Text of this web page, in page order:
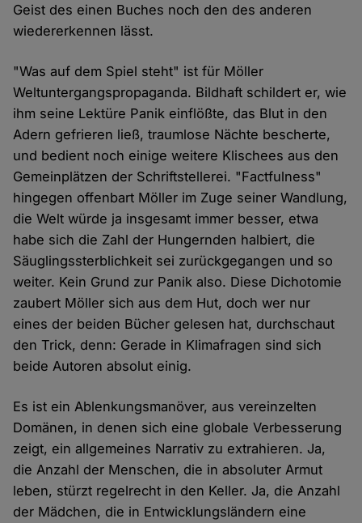
Geist des einen Buches noch den des anderen
wiedererkennen lässt.
"Was auf dem Spiel steht" ist für Möller
Weltuntergangspropaganda. Bildhaft schildert er, wie
ihm seine Lektüre Panik einflößte, das Blut in den
Adern gefrieren ließ, traumlose Nächte bescherte,
und bedient noch einige weitere Klischees aus den
Gemeinplätzen der Schriftstellerei. "Factfulness"
hingegen offenbart Möller im Zuge seiner Wandlung,
die Welt würde ja insgesamt immer besser, etwa
habe sich die Zahl der Hungernden halbiert, die
Säuglingssterblichkeit sei zurückgegangen und so
weiter. Kein Grund zur Panik also. Diese Dichotomie
zaubert Möller sich aus dem Hut, doch wer nur
eines der beiden Bücher gelesen hat, durchschaut
den Trick, denn: Gerade in Klimafragen sind sich
beide Autoren absolut einig.
Es ist ein Ablenkungsmanöver, aus vereinzelten
Domänen, in denen sich eine globale Verbesserung
zeigt, ein allgemeines Narrativ zu extrahieren. Ja,
die Anzahl der Menschen, die in absoluter Armut
leben, stürzt regelrecht in den Keller. Ja, die Anzahl
der Mädchen, die in Entwicklungsländern eine